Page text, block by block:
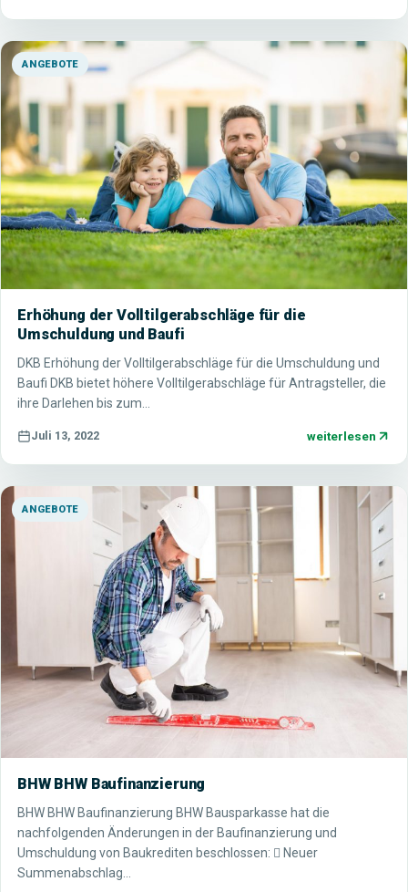
ANGEBOTE
Erhöhung der Volltilgerabschläge für die
Umschuldung und Baufi
DKB Erhöhung der Volltilgerabschläge für die Umschuldung und
Baufi DKB bietet höhere Volltilgerabschläge für Antragsteller, die
ihre Darlehen bis zum…
Juli 13, 2022 weiterlesen
ANGEBOTE
BHW BHW Baufinanzierung
BHW BHW Baufinanzierung BHW Bausparkasse hat die
nachfolgenden Änderungen in der Baufinanzierung und
Umschuldung von Baukrediten beschlossen:  Neuer
Summenabschlag…